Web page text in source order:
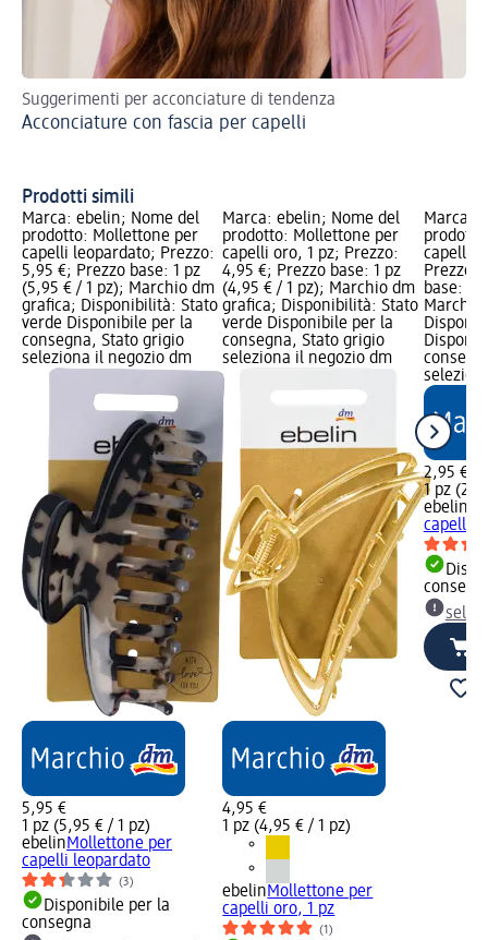
Suggerimenti per acconciature di tendenza
Acconciature con fascia per capelli
Prodotti simili
Marca: ebelin; Nome del
prodotto: Mollettone per
capelli leopardato; Prezzo:
5,95 €; Prezzo base: 1 pz
(5,95 € / 1 pz); Marchio dm
grafica; Disponibilità: Stato
verde Disponibile per la
consegna, Stato grigio
seleziona il negozio dm
5,95 €
1 pz (5,95 € / 1 pz)
ebelinMollettone per
capelli leopardato
(3)
Disponibile per la
consegna
Marca: ebelin; Nome del
prodotto: Mollettone per
capelli oro, 1 pz; Prezzo:
4,95 €; Prezzo base: 1 pz
(4,95 € / 1 pz); Marchio dm
grafica; Disponibilità: Stato
verde Disponibile per la
consegna, Stato grigio
seleziona il negozio dm
4,95 €
1 pz (4,95 € / 1 pz)
ebelinMollettone per
capelli oro, 1 pz
(1)
Marca:
capelli
Prezzo:
base: 1
Marchio
2,95 €
1 pz
ebelin
capelli